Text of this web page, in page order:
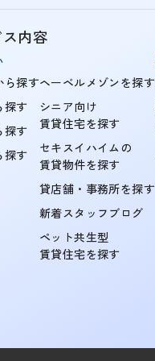
内容
ら探す
探す
探す
探す
ヘーベルメゾンを探す
シニア向け
賃貸住宅を探す
セキスイハイムの
賃貸物件を探す
貸店舗・事務所を探す
新着スタッフブログ
ペット共生型
賃貸住宅を探す